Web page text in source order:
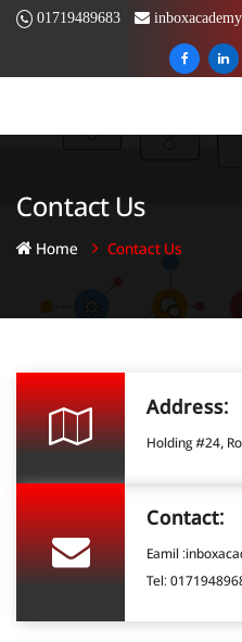
01719489683
Contact Us
Home Contact Us
Address:
Holding #24,
Contact:
Eamil :
Tel: